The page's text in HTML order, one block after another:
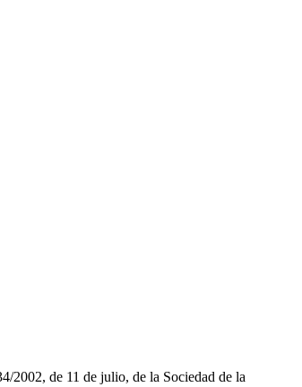
2002, de 11 de julio, de la Sociedad de la